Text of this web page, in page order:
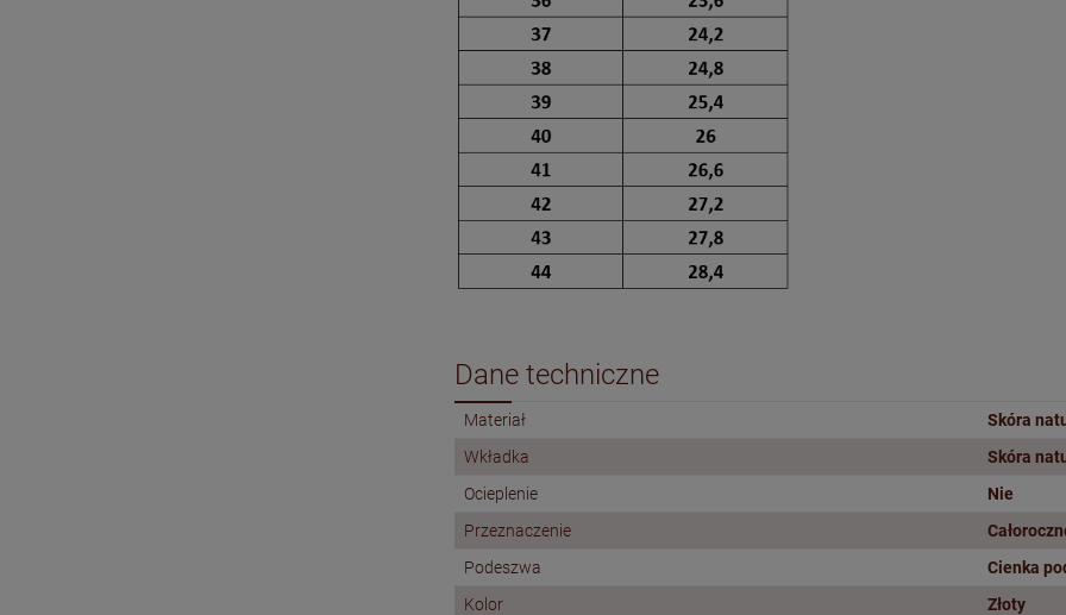
Dane techniczne
Materiał
Skóra
Wkładka
Skóra
Ocieplenie
Nie
Przeznaczenie
Podeszwa
Cienka
Kolor
Złoty